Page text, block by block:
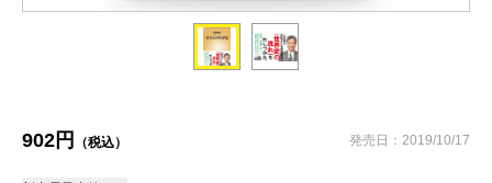
902円 （税込） 発売日：2019/10/17